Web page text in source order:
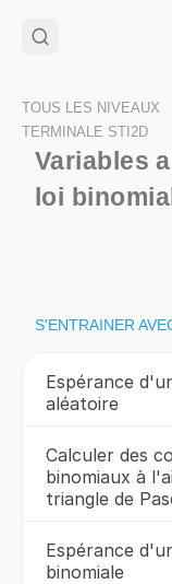
🌴Cahier de
Télécharge
TOUS LES NIVEAUX
TERMINALE STI2D
Variables
loi
S'ENTRAINER
Espérance
aléatoire
Calculer des
binomiaux à
triangle de
Espérance
binomiale